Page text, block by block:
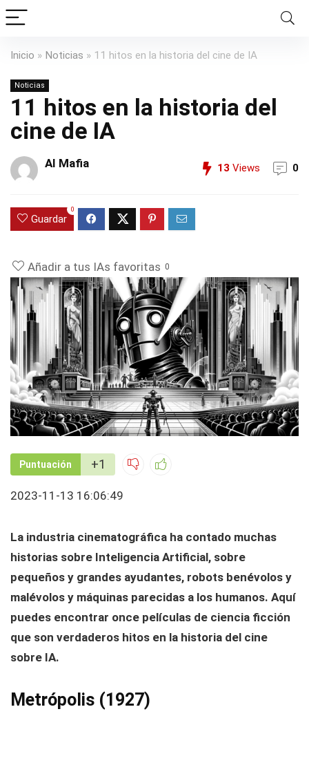
Inicio » Noticias » 11 hitos en la historia del cine de IA
Noticias
11 hitos en la historia del
cine de IA
AI Mafia 13 Views 0
Guardar
0
Añadir a tus IAs favoritas 0
Puntuación +1
2023-11-13 16:06:49
La industria cinematográfica ha contado muchas
historias sobre Inteligencia Artificial, sobre
pequeños y grandes ayudantes, robots benévolos y
malévolos y máquinas parecidas a los humanos. Aquí
puedes encontrar once películas de ciencia ficción
que son verdaderos hitos en la historia del cine
sobre IA.
Metrópolis (1927)